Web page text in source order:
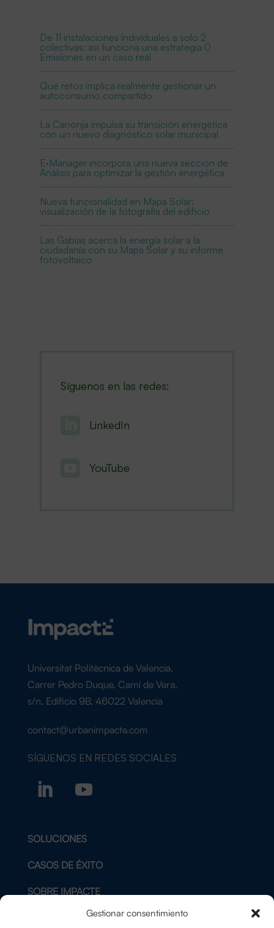
Gestionar consentimiento
De 11 instalaciones individuales a solo 2
colectivas: así funciona una estrategia 0
Emisiones en un caso real
Qué retos implica realmente gestionar un
autoconsumo compartido
La Canonja impulsa su transición energética
con un nuevo diagnóstico solar municipal
E·Manager incorpora una nueva sección de
Análisis para optimizar la gestión energética
Nueva funcionalidad en Mapa Solar:
visualización de la fotografía del edificio
Las Gabias acerca la energía solar a la
ciudadanía con su Mapa Solar y su informe
fotovoltaico
Síguenos en las redes:
LinkedIn
YouTube
Universitat Politècnica de Valencia,
Carrer Pedro Duque, Camí de Vera,
s/n, Edificio 9B, 46022 Valencia
contact@urbanimpacte.com
SÍGUENOS EN REDES SOCIALES
SOLUCIONES
CASOS DE ÉXITO
SOBRE IMPACTE